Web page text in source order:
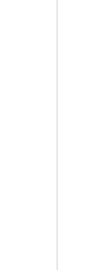
לספק נתוני